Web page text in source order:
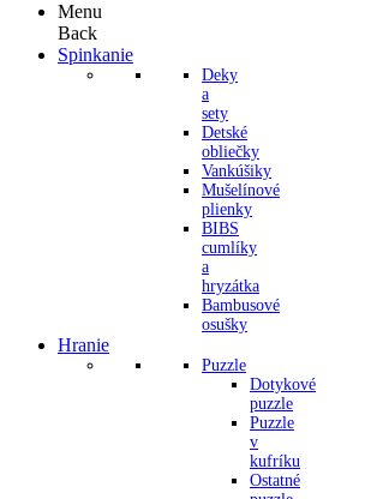
Menu
Back
Spinkanie
Deky
a
sety
Detské
obliečky
Vankúšiky
Mušelínové
plienky
BIBS
cumlíky
a
hryzátka
Bambusové
osušky
Hranie
Puzzle
Dotykové
puzzle
Puzzle
v
kufríku
Ostatné